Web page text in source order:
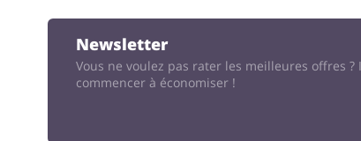
Newsletter
Vous ne voulez pas rater les meilleures offres ?
commencer à économiser !